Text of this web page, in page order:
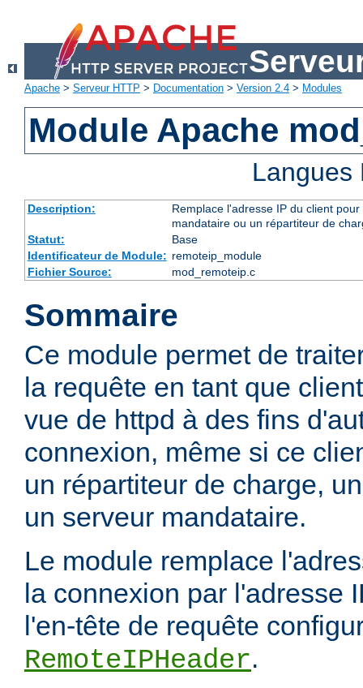
Apache > Serveur HTTP > Documentation > Version 2.4 > Modules
Module Apache
Description:
Remplace l'adresse IP du client
mandataire ou un répartiteur de
Statut:
Base
Identificateur de Module: remoteip_module
Fichier Source:
mod_remoteip.c
Sommaire
Ce module permet de
la requête en tant que
vue de httpd à des fins
connexion, même si ce
un répartiteur de charge,
un serveur mandataire.
Le module remplace
la connexion par l'adresse
l'en-tête de requête
RemoteIPHeader.